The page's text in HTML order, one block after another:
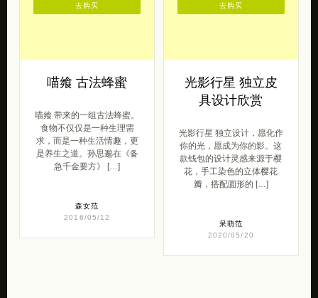
喵飨 古法蜂蜜
喵飨 带来的一组古法蜂蜜。
食物不仅仅是一种生理需
求，而是一种生活情趣，更
是养生之道。孙思邈在《备
急千金要方》 […]
森女范
2016/05/12
去购买
光影行星 独立皮
具设计欣赏
光影行星 独立设计，愿化作
你的光，愿成为你的影。这
款钱包的设计灵感来源于樱
花，手工染色的立体樱花
瓣，搭配圆形的 […]
呆萌范
2020/05/20
去购买